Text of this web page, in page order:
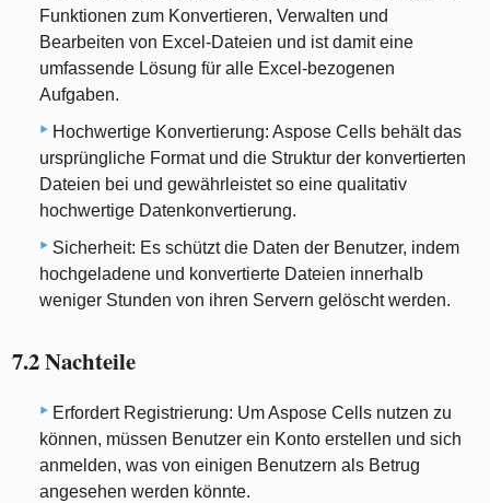
Funktionen zum Konvertieren, Verwalten und
Bearbeiten von Excel-Dateien und ist damit eine
umfassende Lösung für alle Excel-bezogenen
Aufgaben.
Hochwertige Konvertierung: Aspose Cells behält das
ursprüngliche Format und die Struktur der konvertierten
Dateien bei und gewährleistet so eine qualitativ
hochwertige Datenkonvertierung.
Sicherheit: Es schützt die Daten der Benutzer, indem
hochgeladene und konvertierte Dateien innerhalb
weniger Stunden von ihren Servern gelöscht werden.
7.2 Nachteile
Erfordert Registrierung: Um Aspose Cells nutzen zu
können, müssen Benutzer ein Konto erstellen und sich
anmelden, was von einigen Benutzern als Betrug
angesehen werden könnte.